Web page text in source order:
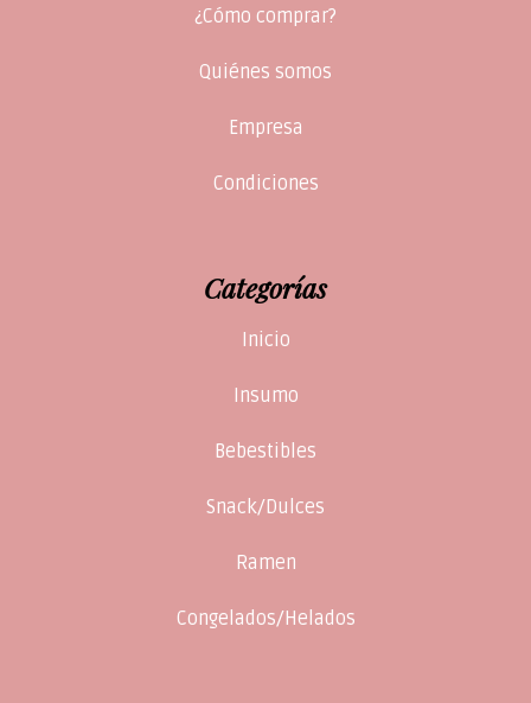
¿Cómo comprar?
Quiénes somos
Empresa
Condiciones
Categorías
Inicio
Insumo
Bebestibles
Snack/Dulces
Ramen
Congelados/Helados